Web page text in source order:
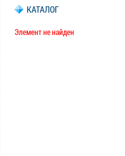
КАТАЛОГ
Элемент не найден